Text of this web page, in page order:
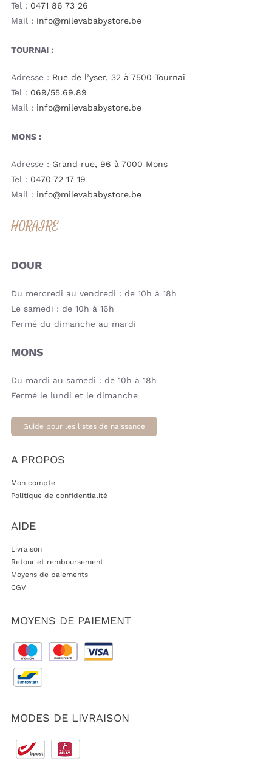
Tel : 0471 86 73 26
Mail : info@milevababystore.be
TOURNAI :
Adresse : Rue de l’yser, 32 à 7500 Tournai
Tel : 069/55.69.89
Mail : info@milevababystore.be
MONS :
Adresse : Grand rue, 96 à 7000 Mons
Tel : 0470 72 17 19
Mail : info@milevababystore.be
HORAIRE
DOUR
Du mercredi au vendredi : de 10h à 18h
Le samedi : de 10h à 16h
Fermé du dimanche au mardi
MONS
Du mardi au samedi : de 10h à 18h
Fermé le lundi et le dimanche
Guide pour les listes de naissance
A PROPOS
Mon compte
Politique de confidentialité
AIDE
Livraison
Retour et remboursement
Moyens de paiements
CGV
MOYENS DE PAIEMENT
MODES DE LIVRAISON